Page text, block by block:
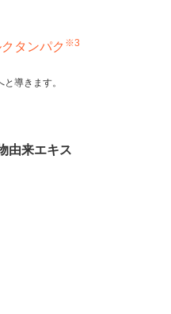
クタンパク ※3
導きます。
由来エキス